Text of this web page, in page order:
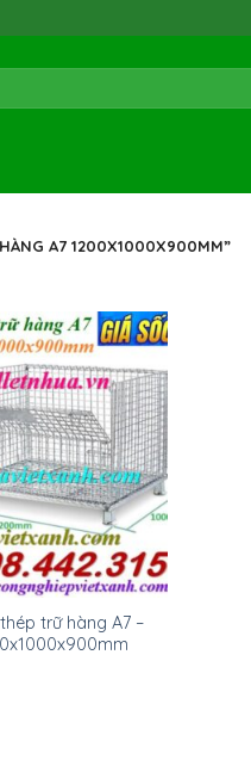
A7 1200X1000X900MM”
trữ hàng A7 –